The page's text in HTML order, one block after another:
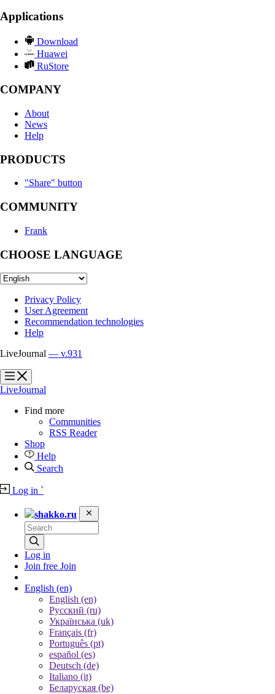
Applications
Download
Huawei
RuStore
COMPANY
About
News
Help
PRODUCTS
"Share" button
COMMUNITY
Frank
CHOOSE LANGUAGE
Privacy Policy
User Agreement
Recommendation technologies
Help
LiveJournal — v.931
?
?
LiveJournal
Find more
Communities
RSS Reader
Shop
Help
Search
Log in `
shakko.ru
Log in
Join free Join
English (en)
English (en)
Русский (ru)
Українська (uk)
Français (fr)
Português (pt)
español (es)
Deutsch (de)
Italiano (it)
Беларуская (be)